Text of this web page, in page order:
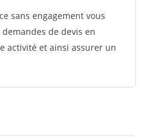
sans engagement vous
de devis en
activité et ainsi assurer un